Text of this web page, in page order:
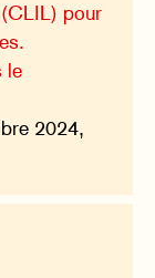
pour
le
2024,